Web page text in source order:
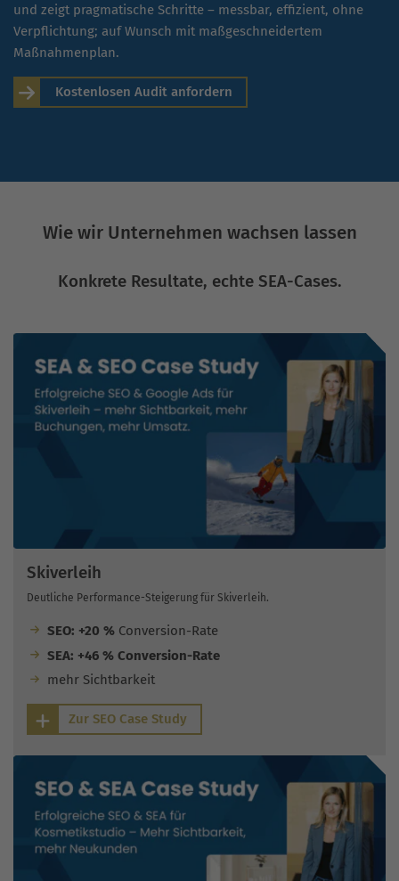
und zeigt pragmatische Schritte – messbar, effizient, ohne
Verpflichtung; auf Wunsch mit maßgeschneidertem
Maßnahmenplan.
Kostenlosen Audit anfordern
Wie wir Unternehmen wachsen lassen
Konkrete Resultate, echte SEA-Cases.
Skiverleih
Deutliche Performance-Steigerung für Skiverleih.
SEO: +20 % Conversion-Rate
SEA: +46 % Conversion-Rate
mehr Sichtbarkeit
Zur SEO Case Study